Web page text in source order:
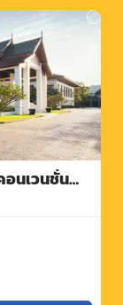
อนเวนชั่น